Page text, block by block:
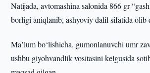
Natijada, avtomashina salonida 866 gr
borligi aniqlanib, ashyoviy dalil sifatida olib
Maʼlum bo‘lishicha, gumonlanuvchi umr
ushbu giyohvandlik vositasini kelgusida